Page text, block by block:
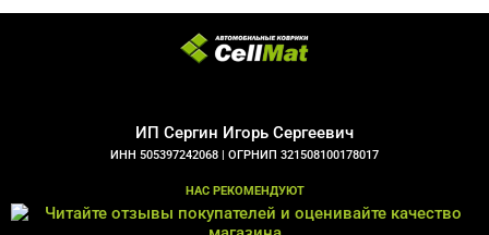
ИП Сергин Игорь Сергеевич
ИНН 505397242068 | ОГРНИП 321508100178017
НАС РЕКОМЕНДУЮТ